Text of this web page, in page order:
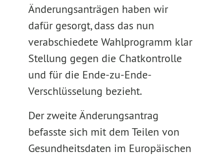
Änderungsanträgen haben wir
dafür gesorgt, dass das nun
verabschiedete Wahlprogramm klar
Stellung gegen die Chatkontrolle
und für die Ende-zu-Ende-
Verschlüsselung bezieht.
Der zweite Änderungsantrag
befasste sich mit dem Teilen von
Gesundheitsdaten im Europäischen